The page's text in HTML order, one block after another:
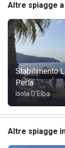
Ristorante
Pizze cotte
Specialità a
Bar con
Tornei di
Parcheggio
Cabine per
DOVE SI
Altre spiagge
Stabilimento
Perla
Isola D'Elba
Altre spiagge